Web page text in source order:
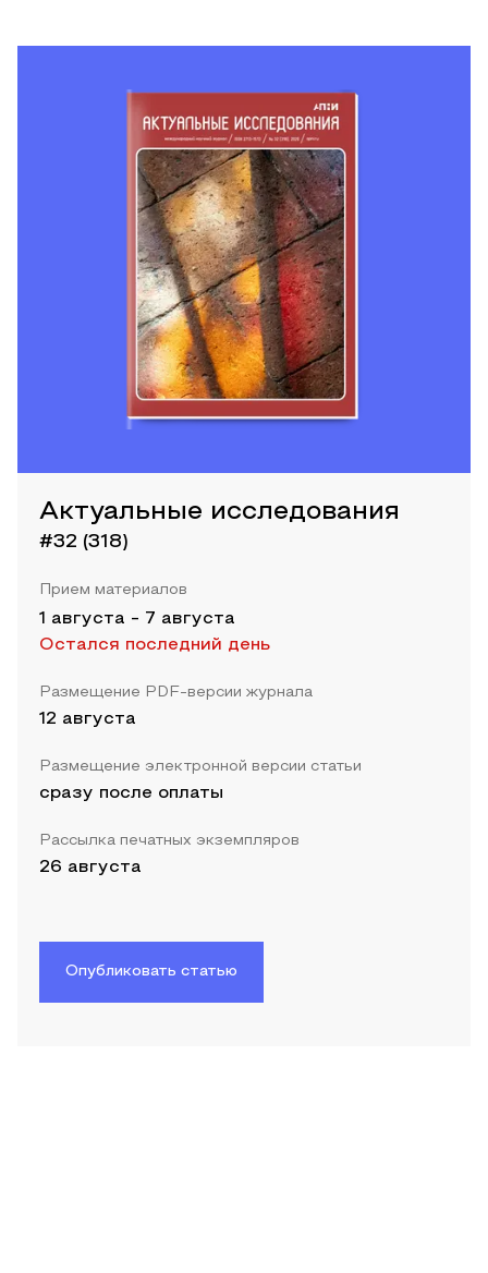
Актуальные исследования
#32 (318)
Прием материалов
1 августа - 7 августа
Остался последний день
Размещение PDF-версии журнала
12 августа
Размещение электронной версии статьи
сразу после оплаты
Рассылка печатных экземпляров
26 августа
Опубликовать статью